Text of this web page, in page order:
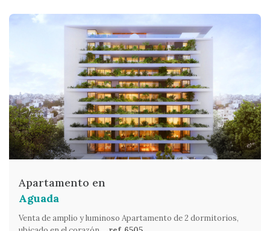
Apartamento en
Aguada
Venta de amplio y luminoso Apartamento de 2 dormitorios,